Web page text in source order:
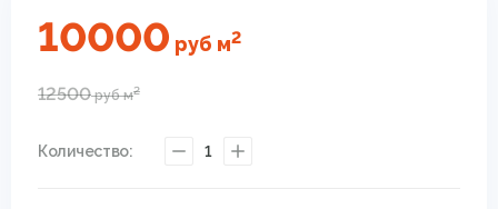
10000 руб м2
12500рубм2
Количество: 1